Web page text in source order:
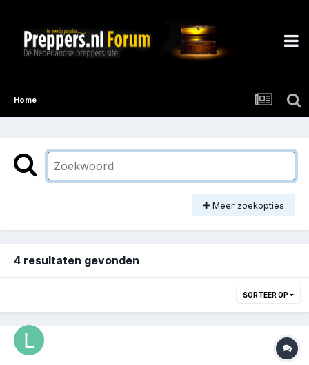
Home
Meer zoekopties
4 resultaten gevonden
SORTEER OP